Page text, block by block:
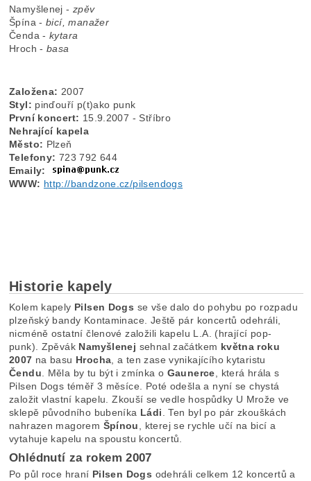
Namyšlenej - zpěv
Špína -bicí, manažer
Čenda -kytara
Hroch -basa
Založena: 2007
Styl: pinďouří p(t)ako punk
První koncert: 15.9.2007 - Stříbro
Nehrající kapela
Město: Plzeň
Telefony: 723 792 644
Emaily:
WWW: http://bandzone.cz/pilsendogs
Historie kapely
Kolem kapely Pilsen Dogs se vše dalo do pohybu po rozpadu
plzeňský bandy Kontaminace. Ještě pár koncertů odehráli,
nicméně ostatní členové založili kapelu L.A. (hrající pop-
punk). Zpěvák Namyšlenej sehnal začátkem května roku
2007 na basu Hrocha , a ten zase vynikajícího kytaristu
Čendu . Měla by tu být i zmínka o Gaunerce , která hrála s
Pilsen Dogs téměř 3 měsíce. Poté odešla a nyní se chystá
založit vlastní kapelu. Zkouší se vedle hospůdky U Mrože ve
sklepě původního bubeníka Ládi . Ten byl po pár zkouškách
nahrazen magorem Špínou
, kterej se rychle učí na bicí a
vytahuje kapelu na spoustu koncertů.
Ohlédnutí za rokem 2007
Po půl roce hraní Pilsen Dogs odehráli celkem 12 koncertů a